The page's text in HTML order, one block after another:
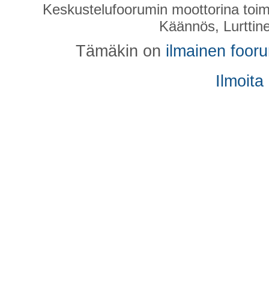
Keskustelufoorumin moottorina
Käännös,
Tämäkin on ilmainen